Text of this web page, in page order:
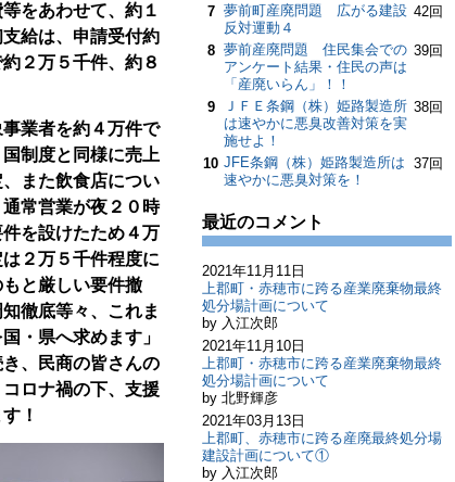
をあわせて、約１
給は、申請受付約
２万５千件、約８
業者を約４万件で
制度と同様に売上
また飲食店につい
常営業が夜２０時
を設けたため４万
２万５千件程度に
と厳しい要件撤
徹底等々、これま
・県へ求めます」
、民商の皆さんの
ロナ禍の下、支援
！
7 夢前町産廃問題 広がる建設
反対運動４
42回
8 夢前産廃問題 住民集会での
アンケート結果・住民の声は
「産廃いらん」！！
39回
9
ＪＦＥ条鋼（株）姫路製造所
は速やかに悪臭改善対策を実
施せよ！
38回
10 JFE条鋼（株）姫路製造所は
速やかに悪臭対策を！
37回
最近のコメント
2021年11月11日
上郡町・赤穂市に跨る産業廃棄物最終
処分場計画について
by 入江次郎
2021年11月10日
上郡町・赤穂市に跨る産業廃棄物最終
処分場計画について
by 北野輝彦
2021年03月13日
上郡町、赤穂市に跨る産廃最終処分場
建設計画について①
by 入江次郎